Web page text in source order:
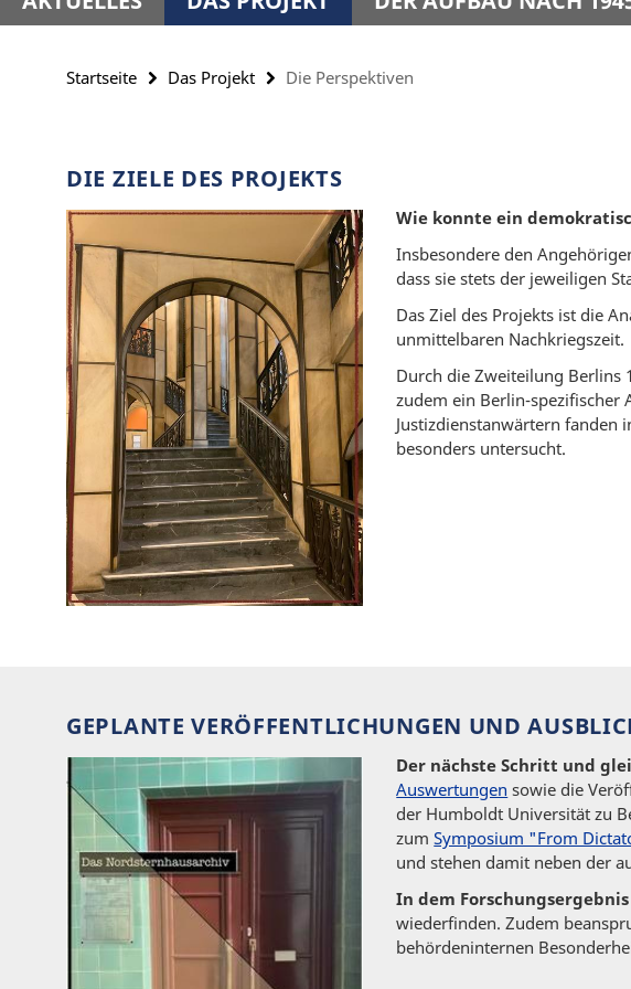
Startseite Das Projekt Die Perspektiven
DIE ZIELE DES PROJEKTS
Wie konnte ein
Insbesondere den
dass sie stets der jeweiligen
Das Ziel des Projekts ist die
unmittelbaren Nachkriegszeit.
Durch die Zweiteilung Berlins
zudem ein Berlin-spezifischer
Justizdienstanwärtern fanden
besonders untersucht.
GEPLANTE VERÖFFENTLICHUNGEN UND
Der nächste Schritt und
Auswertungen sowie die
der Humboldt Universität zu
zumSymposium "From
und stehen damit neben der
In dem Forschungsergebnis
wiederfinden. Zudem
behördeninternen